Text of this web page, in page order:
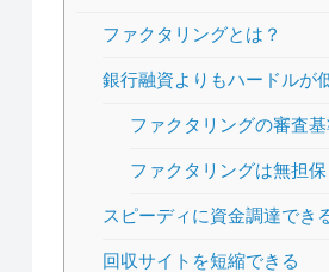
ファクタリングとは？
銀行融資よりもハードルが
ファクタリングの審査
ファクタリングは無担
スピーディに資金調達でき
回収サイトを短縮できる